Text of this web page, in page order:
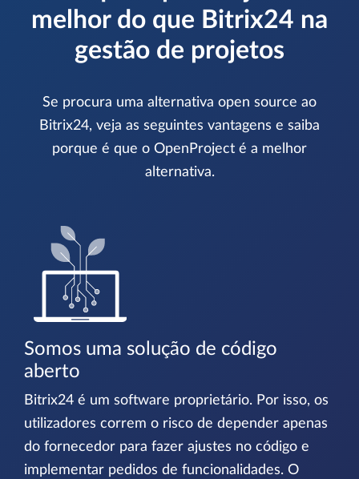
melhor do que Bitrix24 na
gestão de projetos
Se procura uma alternativa open source ao
Bitrix24, veja as seguintes vantagens e saiba
porque é que o OpenProject é a melhor
alternativa.
Somos uma solução de código
aberto
Bitrix24 é um software proprietário. Por isso, os
utilizadores correm o risco de depender apenas
do fornecedor para fazer ajustes no código e
implementar pedidos de funcionalidades. O